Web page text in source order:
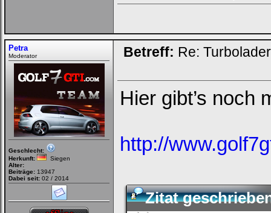
Petra
Moderator
Geschlecht:
Herkunft:
Siegen
Alter:
Beiträge: 13947
Dabei seit: 02 / 2014
Betreff: Re:
Hier gibt’s noch
http://
Zitat